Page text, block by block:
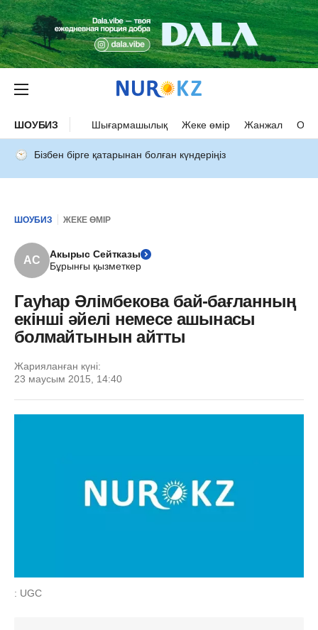
ШОУБИЗ Шығармашылық Жеке өмір Жанжал
Бізбен бірге қатарынан болған күндеріңіз
ШОУБИЗ ЖЕКЕ ӨМІР
АС
Акырыс Сейтказы
Бұрынғы қызметкер
Гауһар Әлімбекова бай-бағланның
екінші әйелі немесе ашынасы
болмайтынын айтты
Жарияланған күні:
23 маусым 2015, 14:40
: UGC